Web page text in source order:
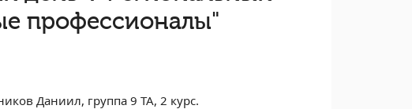
профессионалы"
Даниил, группа 9 ТА, 2 курс.